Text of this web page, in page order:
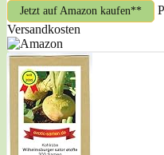
Jetzt auf Amazon kaufen*
Versandkosten